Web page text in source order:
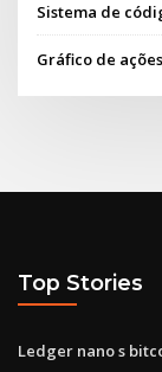
Sistema de
Gráfico de
Top Stories
Ledger nano s